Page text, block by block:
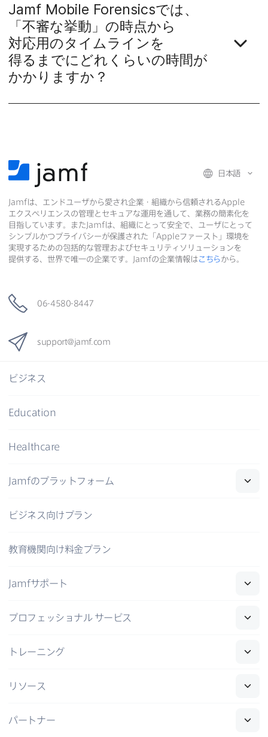
Jamf Mobile Forensicsでは、​
「不審な​挙動」の​時点から​
対応用の​タイムラインを​
得るまでに​どれくらいの​時間が​
かかりますか？
日本語
Jamfは、​エンドユーザから​愛され企業・組織から​信頼されるApple
エクスペリエンスの​管理と​セキュアな​運用を​通して、​業務の​簡素化を​
目指しています。​また Jamfは、​組織に​とって​安全で、​ユーザに​とって​
シンプルかつプライバシーが​保護された​「 Appleファースト」環境を​
実現する​ための​包括的な​管理および​セキュリティソリューションを​
提供する、​世界で​唯一の​企業です。
Jamfの​企業情報はこちらから。
06-4580-8447
support@jamf. com
ビジネス
Education
Healthcare
Jamfの​プラットフォーム
ビジネス向けプラン
教育機関向け料金プラン
Jamfサポート
プロフェッショナル サービス
トレーニング
リソース
パートナー